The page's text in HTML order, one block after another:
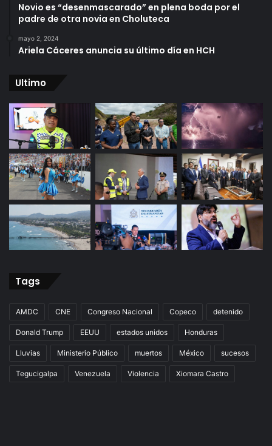
Novio es “desenmascarado” en plena boda por el
padre de otra novia en Choluteca
mayo 2, 2024
Ariela Cáceres anuncia su último día en HCH
Ultimo
Tags
AMDC CNE Congreso Nacional Copeco detenido
Donald Trump EEUU estados unidos Honduras
Lluvias Ministerio Público muertos México sucesos
Tegucigalpa Venezuela Violencia Xiomara Castro